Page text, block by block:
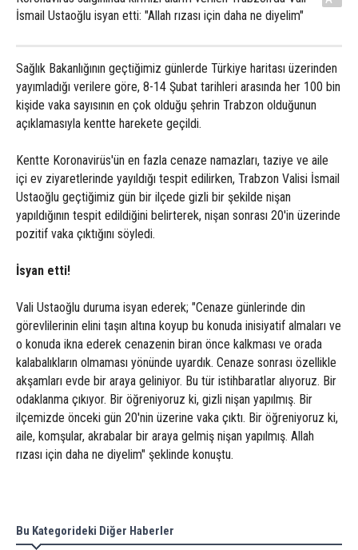
İsmail Ustaoğlu isyan etti: "Allah rızası için daha ne diyelim"
Sağlık Bakanlığının geçtiğimiz günlerde Türkiye haritası üzerinden
yayımladığı verilere göre, 8-14 Şubat tarihleri arasında her 100 bin
kişide vaka sayısının en çok olduğu şehrin Trabzon olduğunun
açıklamasıyla kentte harekete geçildi.
Kentte Koronavirüs'ün en fazla cenaze namazları, taziye ve aile
içi ev ziyaretlerinde yayıldığı tespit edilirken, Trabzon Valisi İsmail
Ustaoğlu geçtiğimiz gün bir ilçede gizli bir şekilde nişan
yapıldığının tespit edildiğini belirterek, nişan sonrası 20'in üzerinde
pozitif vaka çıktığını söyledi.
İsyan etti!
Vali Ustaoğlu duruma isyan ederek; "Cenaze günlerinde din
görevlilerinin elini taşın altına koyup bu konuda inisiyatif almaları ve
o konuda ikna ederek cenazenin biran önce kalkması ve orada
kalabalıkların olmaması yönünde uyardık. Cenaze sonrası özellikle
akşamları evde bir araya geliniyor. Bu tür istihbaratlar alıyoruz. Bir
odaklanma çıkıyor. Bir öğreniyoruz ki, gizli nişan yapılmış. Bir
ilçemizde önceki gün 20'nin üzerine vaka çıktı. Bir öğreniyoruz ki,
aile, komşular, akrabalar bir araya gelmiş nişan yapılmış. Allah
rızası için daha ne diyelim" şeklinde konuştu.
Bu Kategorideki Diğer Haberler